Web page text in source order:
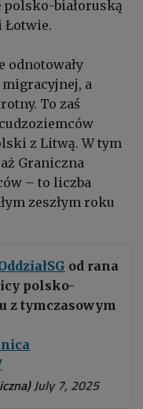
polsko-białoruską
Łotwie.
odnotowały
a
To zaś
z Litwą. W tym
Graniczna
– to liczba
zeszłym roku
od rana
polsko-
tymczasowym
July 7, 2025